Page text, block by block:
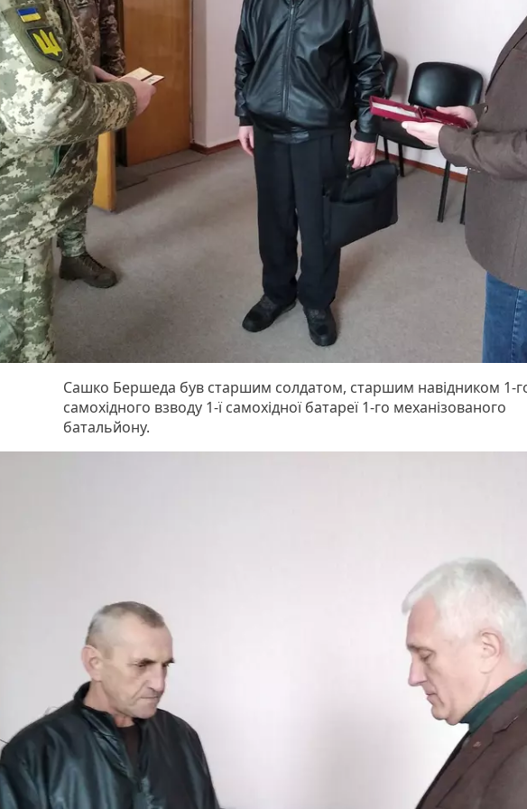
Сашко Бершеда був старшим солдатом, старшим навідником 1-
самохідного взводу 1-ї самохідної батареї 1-го механізованого
батальйону.